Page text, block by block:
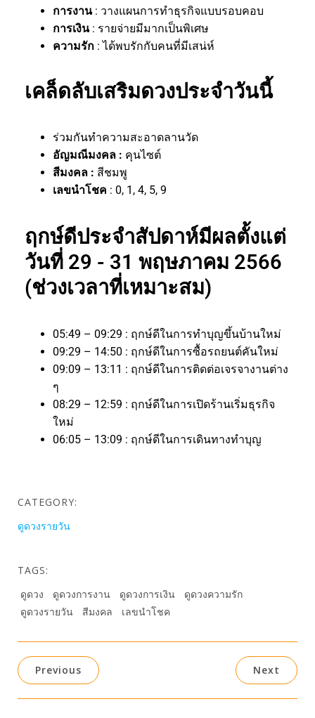
การงาน : วางแผนการทำธุรกิจแบบรอบคอบ
การเงิน : รายจ่ายมีมากเป็นพิเศษ
ความรัก : ได้พบรักกับคนที่มีเสน่ห์
เคล็ดลับเสริมดวงประจำวันนี้
ร่วมกันทำความสะอาดลานวัด
อัญมณีมงคล : คุนไซต์
สีมงคล : สีชมพู
เลขนำโชค : 0, 1, 4, 5, 9
ฤกษ์ดีประจำสัปดาห์มีผลตั้งแต่
วันที่ 29 - 31 พฤษภาคม 2566
(ช่วงเวลาที่เหมาะสม)
05:49 – 09:29 : ฤกษ์ดีในการทำบุญขึ้นบ้านใหม่
09:29 – 14:50 : ฤกษ์ดีในการซื้อรถยนต์คันใหม่
09:09 – 13:11 : ฤกษ์ดีในการติดต่อเจรจางานต่าง
ๆ
08:29 – 12:59 : ฤกษ์ดีในการเปิดร้านเริ่มธุรกิจ
ใหม่
06:05 – 13:09 : ฤกษ์ดีในการเดินทางทำบุญ
CATEGORY:
ดูดวงรายวัน
TAGS:
ดูดวง
ดูดวงการงาน ดูดวงการเงิน
ดูดวงความรัก
ดูดวงรายวัน
สีมงคล เลขนำโชค
Previous Next